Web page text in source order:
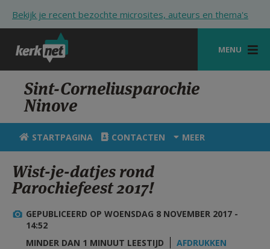
Bekijk je recent bezochte microsites, auteurs en thema's
MENU
STARTPAGINA
KERK
VIERINGEN
ZOEKEN
HULP
STARTPAGINA PORTAAL
Sint-Corneliusparochie
Ninove
STARTPAGINA CONTACTEN MEER
Wist-je-datjes rond
Parochiefeest 2017!
GEPUBLICEERD OP WOENSDAG 8 NOVEMBER 2017 -
14:52
MINDER DAN 1 MINUUT LEESTIJD
AFDRUKKEN